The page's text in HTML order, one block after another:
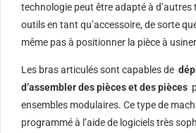
technologie peut être adapté à d’autres
outils en tant qu’accessoire, de sorte
même pas à positionner la pièce à
Les bras articulés sont capables de
d’assembler des pièces et des pièces
ensembles modulaires. Ce type de
programmé à l’aide de logiciels très